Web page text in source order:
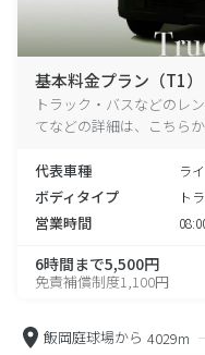
基本料金プラン（T1）
トラック・バスなどのレ
てなどの詳細は、こちら
代表車種 ラ
ボディタイプ ト
営業時間
6時間まで5,500円
免責補償制度1,100円
飯岡庭球場から 4029m